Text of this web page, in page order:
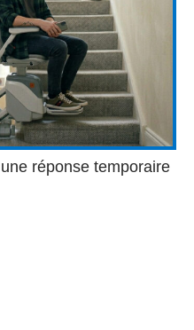
réponse temporaire